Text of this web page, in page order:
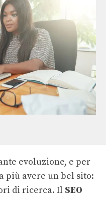
evoluzione, e per
più avere un bel sito:
di ricerca. Il SEO